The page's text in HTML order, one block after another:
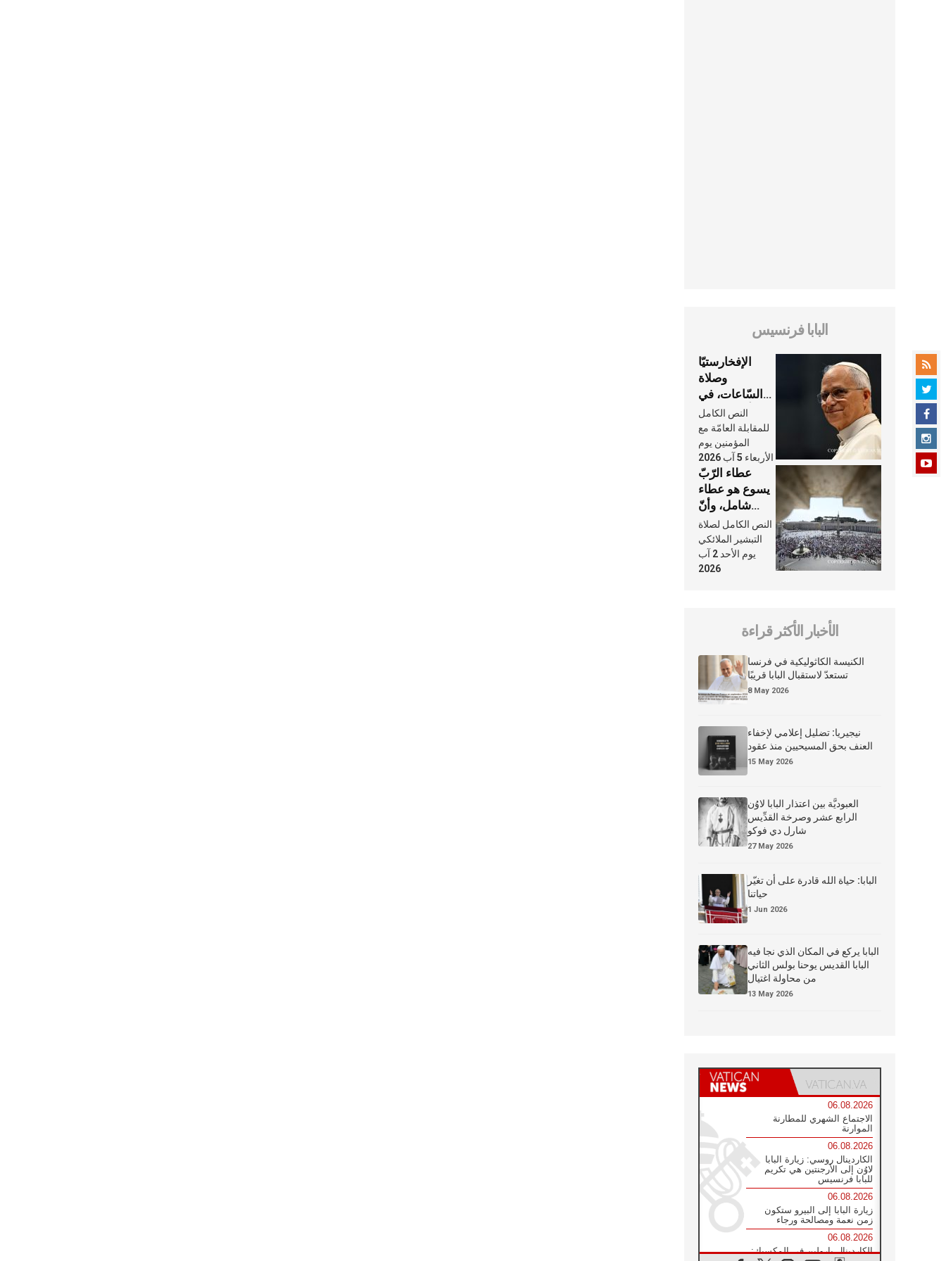
البابا فرنسيس
الإفخارستيّا
وصلاة
السّاعات، في
كلّ أسبوع وكلّ
يوم، هما النَّفَس
في حياة
الكنيسة
النص الكامل
للمقابلة العامّة مع
المؤمنين يوم
الأربعاء 5 آب 2026
عطاء الرّبّ
يسوع هو عطاء
شامل، وأنّ
عنايته بنا لا
تغيب عنّا أبدًا
النص الكامل لصلاة
التبشير الملائكي
يوم الأحد 2 آب
2026
الأخبار الأكثر قراءة
الكنيسة الكاثوليكية في فرنسا
تستعدّ لاستقبال البابا قريبًا
8 May 2026
نيجيريا: تضليل إعلامي لإخفاء
العنف بحق المسيحيين منذ عقود
15 May 2026
العبوديَّة بين اعتذار البابا لاوُن
الرابع عشر وصرخة القدِّيس
شارل دي فوكو
27 May 2026
البابا: حياة الله قادرة على أن تغيّر
حياتنا
1 Jun 2026
البابا يركع في المكان الذي نجا فيه
البابا القديس يوحنا بولس الثاني
من محاولة اغتيال
13 May 2026
06.08.2026
الاجتماع الشهري للمطارنة
الموارنة
06.08.2026
الكاردينال روسي: زيارة البابا
لاوُن إلى الأرجنتين هي تكريم
للبابا فرنسيس
06.08.2026
زيارة البابا إلى البيرو ستكون
زمن نعمة ومصالحة ورجاء
06.08.2026
الكاردينال بارولين في المكسيك: